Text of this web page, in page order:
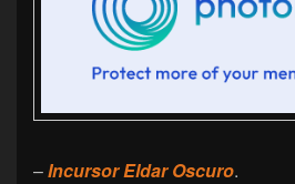
–Incursor Eldar Oscuro.